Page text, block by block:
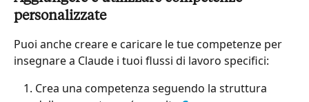
personalizzate
Puoi anche creare e caricare le tue competenze per
insegnare a Claude i tuoi flussi di lavoro specifici:
Crea una competenza seguendo la struttura